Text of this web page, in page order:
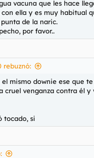
vacuna que les hace
con ella y es muy habitual
de la naric.
por favor..
rebuznó:
el mismo downie ese que
cruel venganza contra él
tocado, si